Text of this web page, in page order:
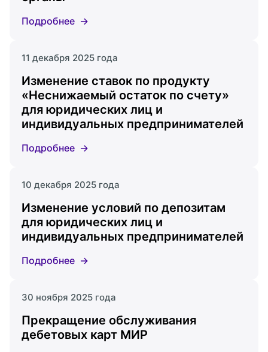
Подробнее
11 декабря 2025 года
Изменение ставок по продукту
«Неснижаемый остаток по счету»
для юридических лиц и
индивидуальных предпринимателей
Подробнее
10 декабря 2025 года
Изменение условий по депозитам
для юридических лиц и
индивидуальных предпринимателей
Подробнее
30 ноября 2025 года
Прекращение обслуживания
дебетовых карт МИР